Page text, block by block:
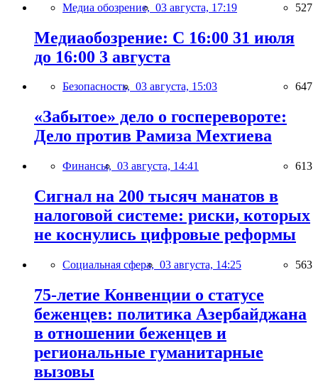
Медиа обозрение, 03 августа, 17:19 527
Медиаобозрение: С 16:00 31 июля
до 16:00 3 августа
Безопасность, 03 августа, 15:03 647
«Забытое» дело о госперевороте:
Дело против Рамиза Мехтиева
Финансы, 03 августа, 14:41 613
Сигнал на 200 тысяч манатов в
налоговой системе: риски, которых
не коснулись цифровые реформы
Социальная сфера, 03 августа, 14:25 563
75-летие Конвенции о статусе
беженцев: политика Азербайджана
в отношении беженцев и
региональные гуманитарные
вызовы